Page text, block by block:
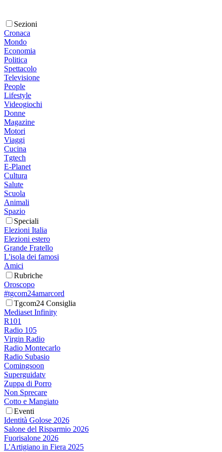
Sezioni
Cronaca
Mondo
Economia
Politica
Spettacolo
Televisione
People
Lifestyle
Videogiochi
Donne
Magazine
Motori
Viaggi
Cucina
Tgtech
E-Planet
Cultura
Salute
Scuola
Animali
Spazio
Speciali
Elezioni Italia
Elezioni estero
Grande Fratello
L'isola dei famosi
Amici
Rubriche
Oroscopo
#tgcom24amarcord
Tgcom24 Consiglia
Mediaset Infinity
R101
Radio 105
Virgin Radio
Radio Montecarlo
Radio Subasio
Comingsoon
Superguidatv
Zuppa di Porro
Non Sprecare
Cotto e Mangiato
Eventi
Identità Golose 2026
Salone del Risparmio 2026
Fuorisalone 2026
L'Artigiano in Fiera 2025